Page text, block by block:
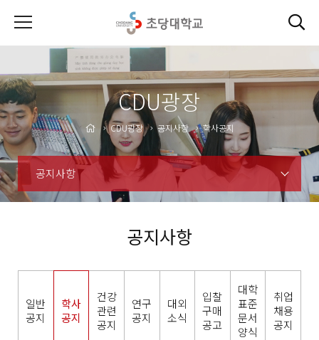
CDU광장
공지사항
CDU광장 공지사항 학사공지
공지사항
일반
공지
학사
공지
건강
관련
공지
연구
공지
대외
소식
입찰
구매
공고
대학
표준
문서
양식
취업
채용
공지